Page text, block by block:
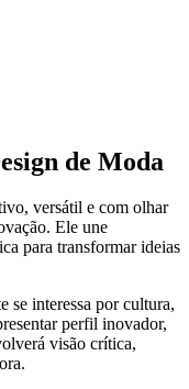
de Moda
versátil e com olhar
Ele une
para transformar ideias
se interessa por cultura,
perfil inovador,
visão crítica,